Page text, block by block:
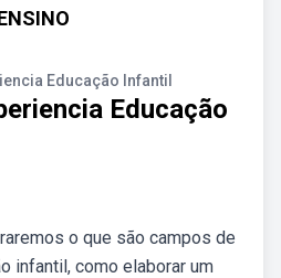
Educação Infantil
Educação
o que são campos de
infantil, como elaborar um